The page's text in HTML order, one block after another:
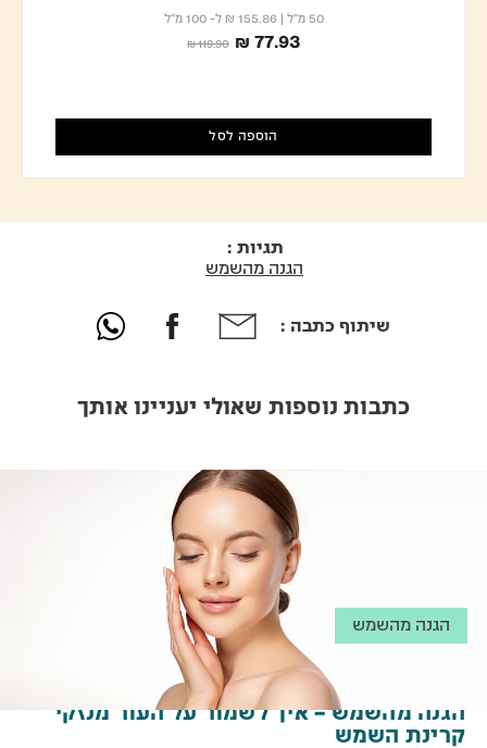
50 מ"ל |
₪ 155.86 ל- 100 מ"ל
₪ 77.93
Price reduced from
₪ 119.90
to
הוספה לסל
תגיות :
הגנה מהשמש
שיתוף כתבה :
כתבות נוספות שאולי יעניינו אותך
הגנה מהשמש
הגנה מהשמש – איך לשמור על העור מנזקי
קרינת השמש